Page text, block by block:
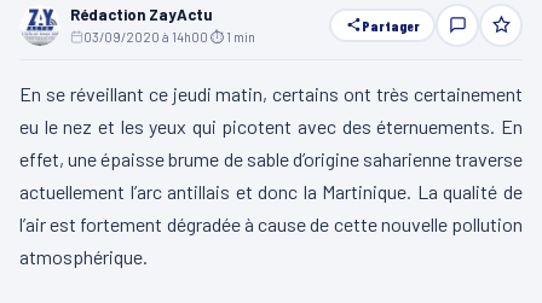
Rédaction ZayActu
03/09/2020 à 14h00 ⏱ 1 min
Partager
En se réveillant ce jeudi matin, certains ont très certainement
eu le nez et les yeux qui picotent avec des éternuements. En
effet, une épaisse brume de sable d’origine saharienne traverse
actuellement l’arc antillais et donc la Martinique. La qualité de
l’air est fortement dégradée à cause de cette nouvelle pollution
atmosphérique.